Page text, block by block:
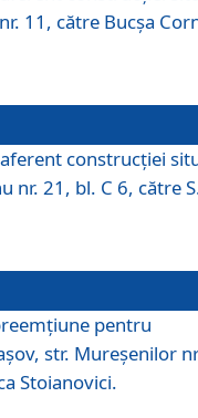
11, către Bucşa
construcţiei
nr. 21, bl. C 6, către
pentru
str. Mureşenilor
Stoianovici.